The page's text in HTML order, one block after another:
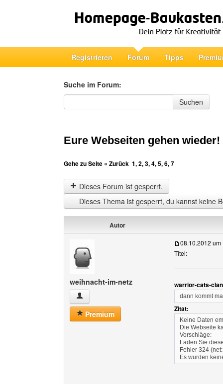
Registrieren Forum Tipps
Suche im Forum:
Suche im Forum
Suchen
Eure Webseiten gehen wieder!
Gehe zu Seite « Zurück 1,2,3,4,5,6,7
Dieses Forum ist gesperrt.
Dieses Thema ist gesperrt, du kannst keine
Autor
weihnacht-im-netz
weihnacht-im-netz Benutzer-Profile anzeigen
Premium
08.10.2012 um
Titel:
warrior-cats-
dann kommt
Zitat:
Keine Daten
Die Webseite
Vorschläge:
Laden Sie
Fehler 324
Es wurden